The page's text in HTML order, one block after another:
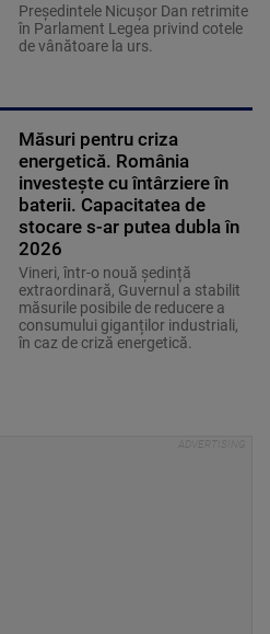
Președintele Nicușor Dan retrimite
în Parlament Legea privind cotele
de vânătoare la urs.
Măsuri pentru criza
energetică. România
investește cu întârziere în
baterii. Capacitatea de
stocare s-ar putea dubla în
2026
Vineri, într-o nouă ședință
extraordinară, Guvernul a stabilit
măsurile posibile de reducere a
consumului giganților industriali,
în caz de criză energetică.